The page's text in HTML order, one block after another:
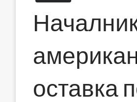
оставка